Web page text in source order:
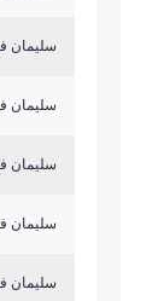
سليمان
سليمان
سليمان
سليمان
سليمان